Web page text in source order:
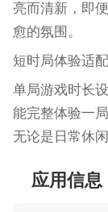
亮而清新，即
愈的氛围。
短时局体验适配
单局游戏时长
能完整体验一
无论是日常休
应用信息